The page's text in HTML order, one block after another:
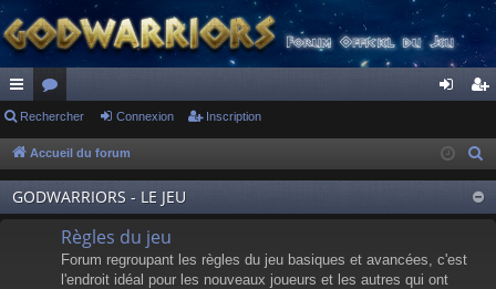
ac
co
ur
ci
or
u
m
s
ne
xi
on
cri
pti
on
Rechercher Connexion Inscription
Accueil du forum
GODWARRIORS - LE JEU
Règles du jeu
Forum regroupant les règles du jeu basiques et avancées, c'est
l'endroit idéal pour les nouveaux joueurs et les autres qui ont